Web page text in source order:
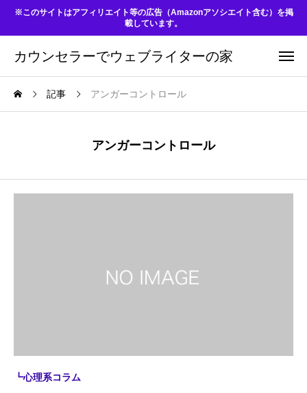
※このサイトはアフィリエイト等の広告（Amazonアソシエイト含む）を掲
載しています。
カウンセラーでウェブライターの家
記事 アンガーコントロール
アンガーコントロール
┗心理系コラム